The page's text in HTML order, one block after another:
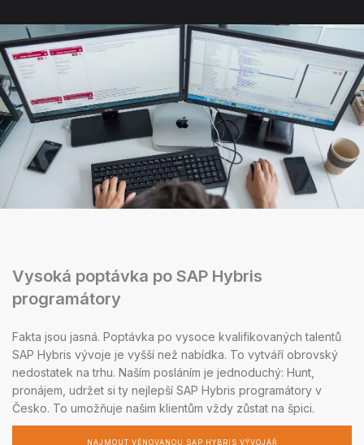
Vysoká poptávka po SAP Hybris
programátory
Fakta jsou jasná. Poptávka po vysoce kvalifikovaných talentů
SAP Hybris vývoje je vyšší než nabídka. To vytváří obrovský
nedostatek na trhu. Naším posláním je jednoduchý: Hunt,
pronájem, udržet si ty nejlepší SAP Hybris programátory v
Česko. To umožňuje našim klientům vždy zůstat na špici.
NAJMOUT VĚNOVANOU SAP HYBRIS VÝVOJÁŘ